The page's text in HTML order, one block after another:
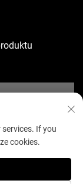
Sporta Piederumu
If you
cookies.